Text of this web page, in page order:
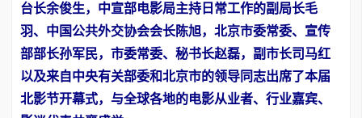
台长余俊生，中宣部电影局主持日常工作的副局长毛
羽、中国公共外交协会会长陈旭，北京市委常委、宣传
部部长孙军民，市委常委、秘书长赵磊，副市长司马红
以及来自中央有关部委和北京市的领导同志出席了本届
北影节开幕式，与全球各地的电影从业者、行业嘉宾、